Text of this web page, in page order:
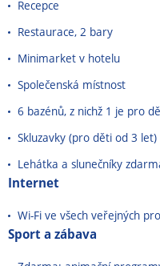
Recepce
Restaurace, 2 bary
Minimarket v hotelu
Společenská místnost
6 bazénů, z nichž 1 je pro
Skluzavky (pro děti od 3 let)
Lehátka a slunečníky
Internet
Wi-Fi ve všech veřejných
Sport a zábava